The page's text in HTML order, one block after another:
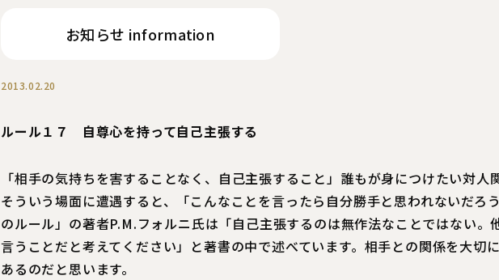
お知らせ information
2013.02.20
ルール１７ 自尊心を持って自己主張する
「相手の気持ちを害することなく、自己主張すること」誰もが身につけたい対
そういう場面に遭遇すると、「こんなことを言ったら自分勝手と思われないだろ
のルール」の著者P.M.フォルニ氏は「自己主張するのは無作法なことではない。
言うことだと考えてください」と著書の中で述べています。相手との関係を大切
あるのだと思います。